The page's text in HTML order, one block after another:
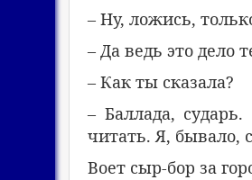
– Ну, ложись,
– Да ведь это дело
– Как ты сказала?
– Баллада,
читать. Я, бывало,
Воет сыр-бор за